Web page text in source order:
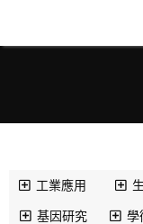
工業應用 生
基因研究
學